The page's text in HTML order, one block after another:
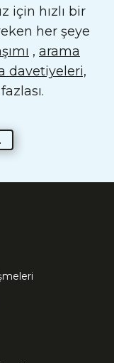
için hızlı bir
her şeye
, arama
davetiyeleri,